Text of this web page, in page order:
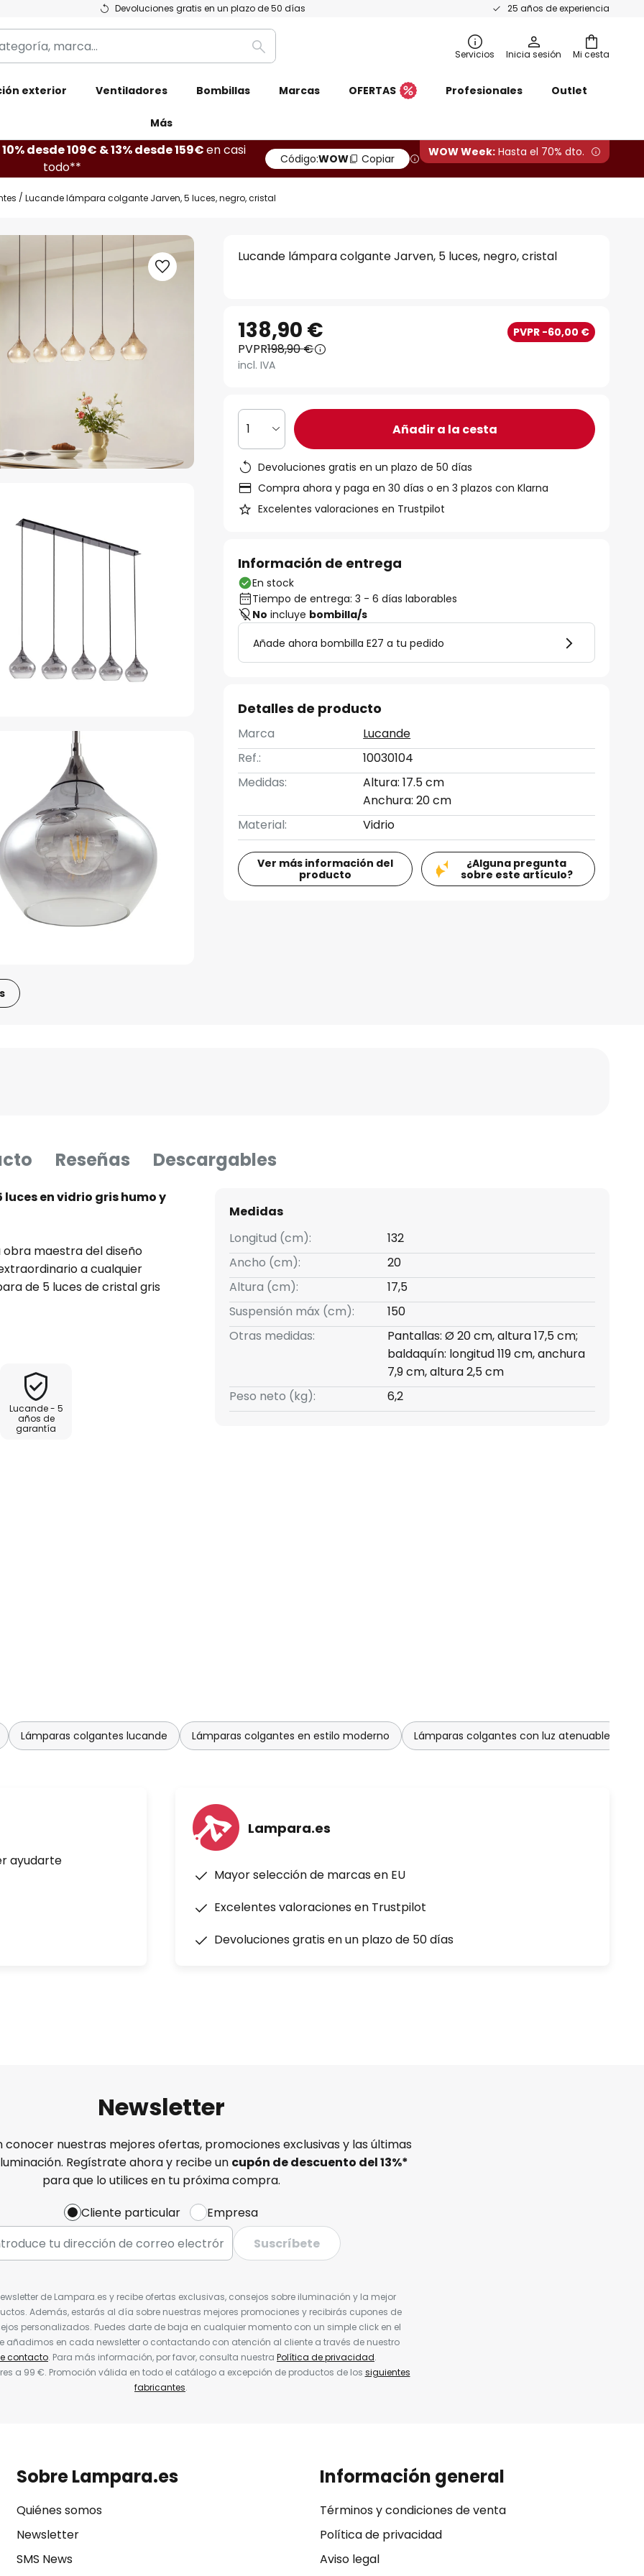
Devoluciones gratis en un plazo de 50 días 25 años de experiencia
Mi cesta
Buscar Servicios Inicia sesión
exterior Ventiladores Bombillas Marcas OFERTAS Profesionales Outlet
Más
10% desde 109€ & 13% desde 159€en casi
todo**
Código:WOW Copiar WOW Week: Hasta el 70% dto.
Lucande lámpara colgante Jarven, 5 luces, negro, cristal
Lucande lámpara colgante Jarven, 5 luces, negro, cristal
138,90 € PVPR -60,00 €
PVPR198,90 €
incl. IVA
1 Añadir a la cesta
Devoluciones gratis en un plazo de 50 días
Compra ahora y paga en 30 días o en 3 plazos con Klarna
Excelentes valoraciones en Trustpilot
Información de entrega
En stock
Tiempo de entrega: 3 - 6 días laborables
No incluye bombilla/s
Añade ahora bombilla E27 a tu pedido
Detalles de producto
Marca
Lucande
Ref.:
10030104
Medidas:
Altura: 17.5 cm
Anchura: 20 cm
Material:
Vidrio
Ver más información del
producto
¿Alguna pregunta
sobre este artículo?
Reseñas Descargables
en vidrio gris humo y
maestra del diseño
a cualquier
de 5 luces de cristal gris
un equilibrio entre
la intensidad de
externo debe
Lucande - 5
años de
garantía
Medidas
Longitud (cm):
132
Ancho (cm):
20
Altura (cm):
17,5
Suspensión máx (cm):
150
Otras medidas:
Pantallas: Ø 20 cm, altura 17,5 cm;
baldaquín: longitud 119 cm, anchura
7,9 cm, altura 2,5 cm
Peso neto (kg):
6,2
Lámparas colgantes lucande Lámparas colgantes en estilo moderno Lámparas colgantes con luz atenuable
ayudarte
Lampara.es
Mayor selección de marcas en EU
Excelentes valoraciones en Trustpilot
Devoluciones gratis en un plazo de 50 días
Newsletter
conocer nuestras mejores ofertas, promociones exclusivas y las últimas
Regístrate ahora y recibe un cupón de descuento del13%*
para que lo utilices en tu próxima compra.
Cliente particular
Empresa
Suscríbete
de Lampara.es y recibe ofertas exclusivas, consejos sobre iluminación y la mejor
Además, estarás al día sobre nuestras mejores promociones y recibirás cupones de
personalizados. Puedes darte de baja en cualquier momento con un simple click en el
añadimos en cada newsletter o contactando con atención al cliente a través de nuestro
contacto. Para más información, por favor, consulta nuestra Política de privacidad.
a 99 €. Promoción válida en todo el catálogo a excepción de productos de los siguientes
fabricantes.
Sobre Lampara.es
Quiénes somos
Newsletter
SMS News
Información general
Términos y condiciones de venta
Política de privacidad
Aviso legal